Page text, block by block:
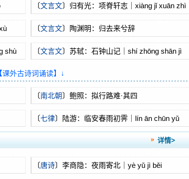
〔文言文〕归有光：项脊轩志｜xiàng jǐ xuān zhì
〔文言文〕陶渊明：归去来兮辞
shù
〔文言文〕苏轼：石钟山记｜shí zhōng shān jì
课外古诗词诵读】↓
〔南北朝〕鲍照：拟行路难·其四
〔七律〕陆游：临安春雨初霁｜lín ān chūn yǔ
chū jì
详情>
〔唐诗〕李商隐：夜雨寄北｜yè yǔ jì běi